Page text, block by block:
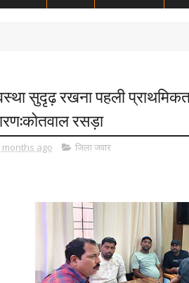
सुदृढ़ रखना पहली
रसड़ा
months ago जिला जवार